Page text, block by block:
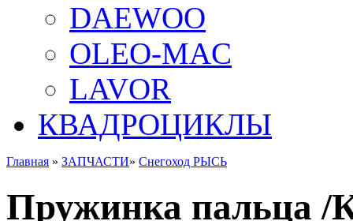
DAEWOO
OLEO-MAC
LAVOR
КВАДРОЦИКЛЫ
Главная » ЗАПЧАСТИ» Снегоход РЫСЬ
Пружинка пальца /